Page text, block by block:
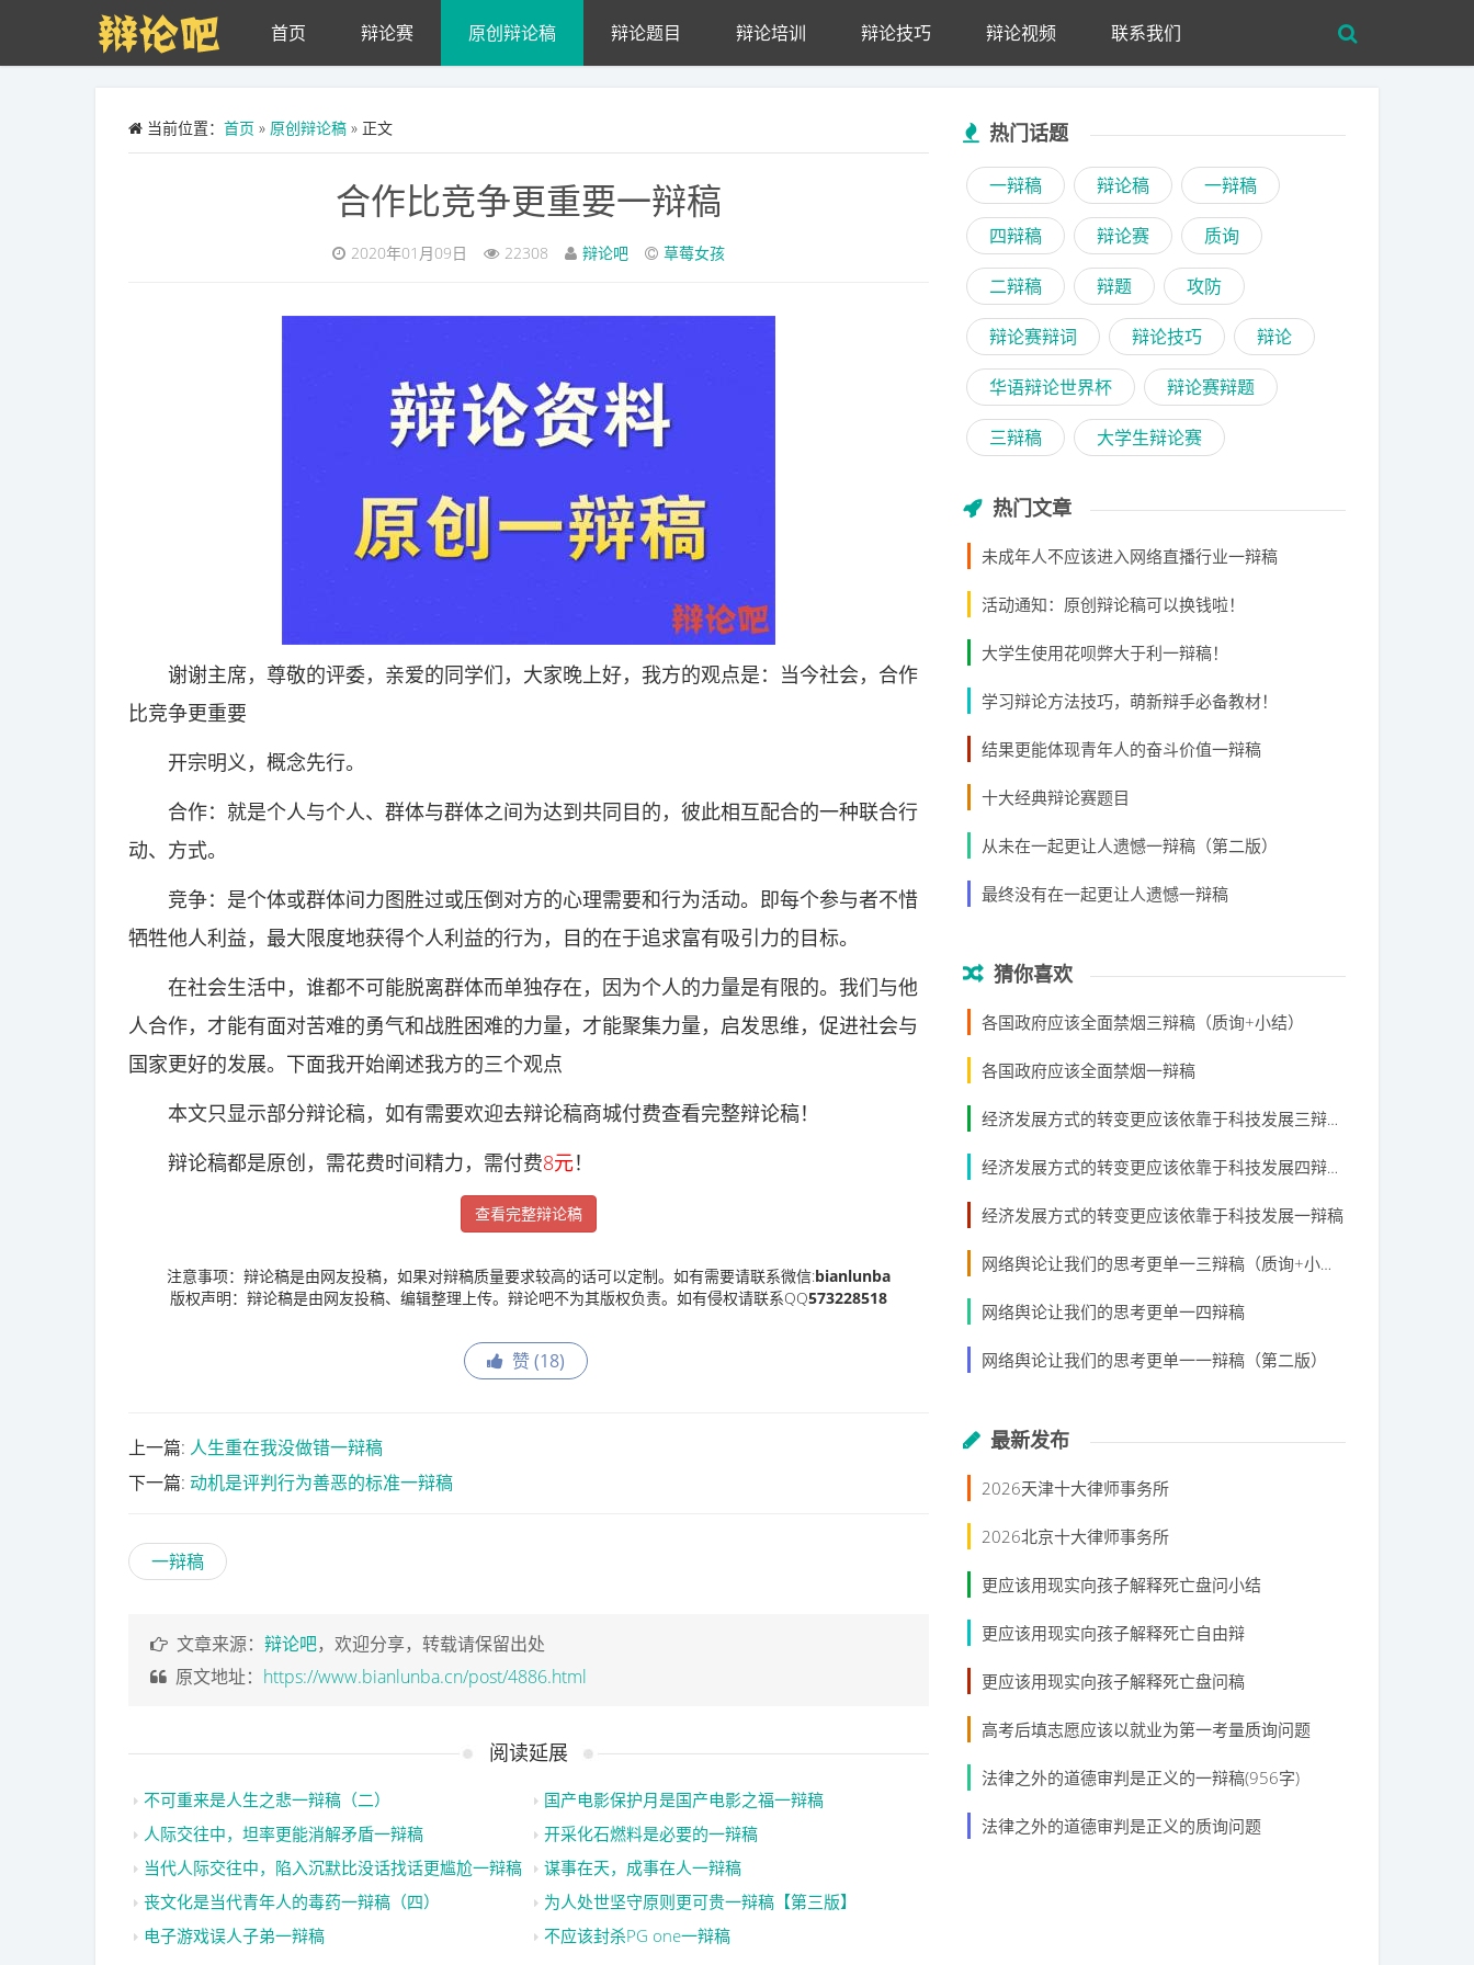
Skip to main content
首页 辩论赛 原创辩论稿 辩论题目 辩论培训 辩论技巧 辩论视频 联系我们
当前位置： 首页 » 原创辩论稿 » 正文
合作比竞争更重要一辩稿
2020年01月09日 22308 辩论吧 草莓女孩
谢谢主席，尊敬的评委，亲爱的同学们，大家晚上好，我方的观点是：当今社会，合作
比竞争更重要
开宗明义，概念先行。
合作：就是个人与个人、群体与群体之间为达到共同目的，彼此相互配合的一种联合行
动、方式。
竞争：是个体或群体间力图胜过或压倒对方的心理需要和行为活动。即每个参与者不惜
牺牲他人利益，最大限度地获得个人利益的行为，目的在于追求富有吸引力的目标。
在社会生活中，谁都不可能脱离群体而单独存在，因为个人的力量是有限的。我们与他
人合作，才能有面对苦难的勇气和战胜困难的力量，才能聚集力量，启发思维，促进社会与
国家更好的发展。下面我开始阐述我方的三个观点
本文只显示部分辩论稿，如有需要欢迎去辩论稿商城付费查看完整辩论稿！
辩论稿都是原创，需花费时间精力，需付费8元！
查看完整辩论稿
注意事项：辩论稿是由网友投稿，如果对辩稿质量要求较高的话可以定制。如有需要请联系微信:bianlunba
版权声明：辩论稿是由网友投稿、编辑整理上传。辩论吧不为其版权负责。如有侵权请联系QQ573228518
赞 (18)
上一篇: 人生重在我没做错一辩稿
下一篇: 动机是评判行为善恶的标准一辩稿
一辩稿
文章来源： 辩论吧，欢迎分享，转载请保留出处
原文地址： https://www.bianlunba.cn/post/4886.html
阅读延展
不可重来是人生之悲一辩稿（二）
国产电影保护月是国产电影之福一辩稿
人际交往中，坦率更能消解矛盾一辩稿
开采化石燃料是必要的一辩稿
当代人际交往中，陷入沉默比没话找话更尴尬一辩稿
谋事在天，成事在人一辩稿
丧文化是当代青年人的毒药一辩稿（四）
为人处世坚守原则更可贵一辩稿【第三版】
电子游戏误人子弟一辩稿
不应该封杀PG one一辩稿
热门话题
一辩稿 辩论稿 一辩稿
四辩稿 辩论赛 质询
二辩稿 辩题 攻防
辩论赛辩词 辩论技巧 辩论
华语辩论世界杯 辩论赛辩题
三辩稿 大学生辩论赛
热门文章
未成年人不应该进入网络直播行业一辩稿
活动通知：原创辩论稿可以换钱啦！
大学生使用花呗弊大于利一辩稿！
学习辩论方法技巧，萌新辩手必备教材！
结果更能体现青年人的奋斗价值一辩稿
十大经典辩论赛题目
从未在一起更让人遗憾一辩稿（第二版）
最终没有在一起更让人遗憾一辩稿
猜你喜欢
各国政府应该全面禁烟三辩稿（质询+小结）
各国政府应该全面禁烟一辩稿
经济发展方式的转变更应该依靠于科技发展三辩质询稿
经济发展方式的转变更应该依靠于科技发展四辩结辩稿
经济发展方式的转变更应该依靠于科技发展一辩稿
网络舆论让我们的思考更单一三辩稿（质询+小结）
网络舆论让我们的思考更单一四辩稿
网络舆论让我们的思考更单一一辩稿（第二版）
最新发布
2026天津十大律师事务所
2026北京十大律师事务所
更应该用现实向孩子解释死亡盘问小结
更应该用现实向孩子解释死亡自由辩
更应该用现实向孩子解释死亡盘问稿
高考后填志愿应该以就业为第一考量质询问题
法律之外的道德审判是正义的一辩稿(956字)
法律之外的道德审判是正义的质询问题